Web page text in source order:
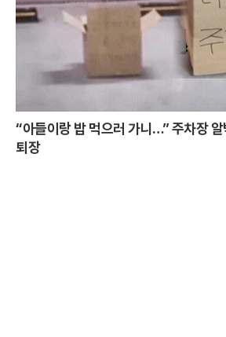
“아들이랑 밥 먹으러 가니…” 주차장 알
퇴장